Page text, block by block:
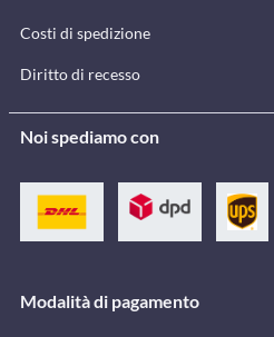
Costi di spedizione
Diritto di recesso
Noi spediamo con
Modalità di pagamento